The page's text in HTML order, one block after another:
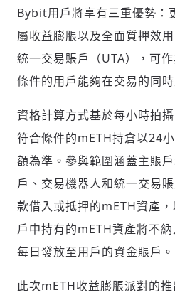
歡迎您加入《
掌握國際政
請輸入發送到
驗證
Bybit用戶將享有三重優勢：
屬收益膨脹以及全面質押效
統一交易賬戶（UTA），可
條件的用戶能夠在交易的同
資格計算方式基於每小時拍
符合條件的mETH持倉以24
額為準。參與範圍涵蓋主賬
戶、交易機器人和統一交易
款借入或抵押的mETH資產
戶中持有的mETH資產將不
每日發放至用戶的資金賬戶。
此次mETH收益膨脹派對的